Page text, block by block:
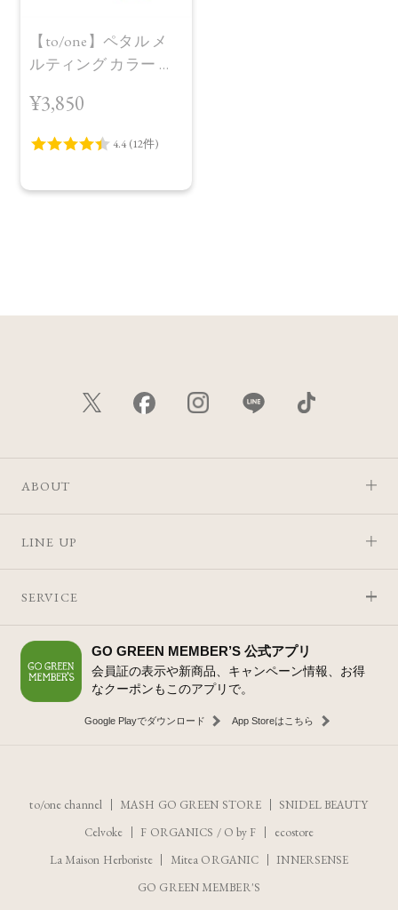
【to/one】ペタル メ
ルティング カラー ポ
＜限定品＞＜2026
Summer Collection＞
¥3,850
ABOUT
LINE UP
SERVICE
GO GREEN MEMBER’S 公式アプリ
会員証の表示や新商品、キャンペーン情報、お得
なクーポンもこのアプリで。
Google Playでダウンロード App Storeはこちら
to/one channel MASH GO GREEN STORE
SNIDEL BEAUTY
Celvoke
F ORGANICS / O by F
ecostore
La Maison Herboriste
Mitea ORGANIC
INNERSENSE
GO GREEN MEMBER'S